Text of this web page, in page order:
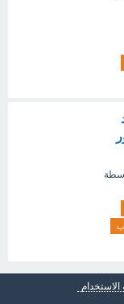
الاستخدام